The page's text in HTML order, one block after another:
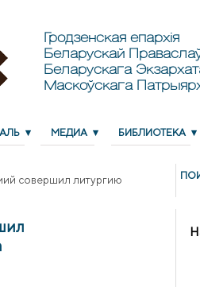
Гродзенская епархія
Беларускай
Беларускага
Маскоўскага
МЕДИА БИБЛИОТЕКА
совершил литургию